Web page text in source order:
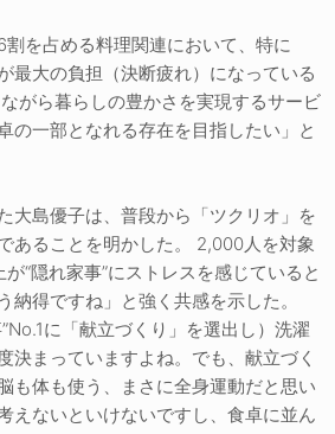
を占める料理関連において、特に
最大の負担（決断疲れ）になっている
がら暮らしの豊かさを実現するサービ
の一部となれる存在を目指したい」と
大島優子は、普段から「ツクリオ」を
あることを明かした。 2,000人を対象
“隠れ家事”にストレスを感じていると
納得ですね」と強く共感を示した。
”No.1に「献立づくり」を選出し）洗濯
決まっていますよね。でも、献立づく
も体も使う、まさに全身運動だと思い
えないといけないですし、食卓に並ん